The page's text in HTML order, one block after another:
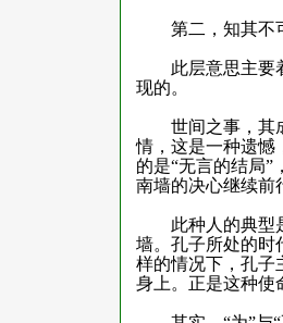
第二，知其不可
此层意思主要着
现的。
世间之事，其成
情，这是一种遗憾
的是“无言的结局
南墙的决心继续前
此种人的典型是
墙。孔子所处的时
样的情况下，孔子
身上。正是这种使